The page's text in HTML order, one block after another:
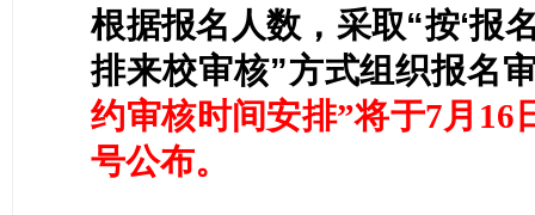
根据报名人数，采取“按‘报
排来校审核”方式组织报名
约审核时间安排”将于7月16
号公布。